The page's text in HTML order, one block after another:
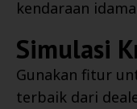
kendaraan
Simulasi
Gunakan fitur
terbaik dari